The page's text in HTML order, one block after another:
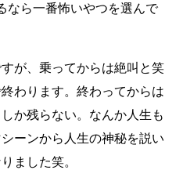
なら一番怖いやつを選んで
が、乗ってからは絶叫と笑
わります。終わってからは
か残らない。なんか人生も
ーンから人生の神秘を説い
ました笑。